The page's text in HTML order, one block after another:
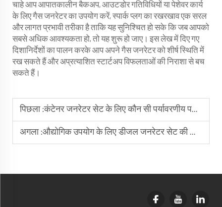
चाहे आप आपातकालीन बैकअप, आउटडोर गतिविधियों या पेशेवर कार्य
के लिए गैस जनरेटर का उपयोग करें, स्पार्क प्लग का रखरखाव एक सरल
और लागत प्रभावी तरीका है ताकि यह सुनिश्चित हो सके कि जब आपको
सबसे अधिक आवश्यकता हो, तो यह शुरू हो जाए। इस लेख में दिए गए
दिशानिर्देशों का पालन करके आप अपने गैस जनरेटर को शीर्ष स्थिति में
रख सकते हैं और अप्रत्याशित स्टार्टअप विफलताओं की निराशा से बच
सकते हैं।
पिछला :कंटेनर जनरेटर सेट के लिए कौन सी पर्यावरणीय परिस्थितियों में विशेष सुरक्षा की आवश्यकता होती है?
अगला :औद्योगिक उपयोग के लिए डीजल जनरेटर सेट की आउटपुट पावर को कैसे नियंत्रित किया जाए?